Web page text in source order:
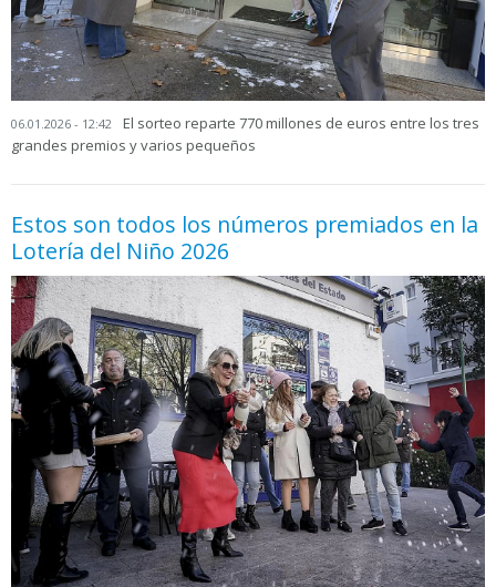
06.01.2026 - 12:42
El sorteo reparte 770 millones de euros entre los tres
grandes premios y varios pequeños
Estos son todos los números premiados en la
Lotería del Niño 2026